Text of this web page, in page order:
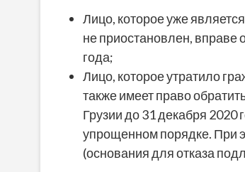
Лицо, которое уже
не приостановлен, вправе
года;
Лицо, которое утратило
также имеет право
Грузии до 31 декабря 2020
упрощенном порядке. При
(основания для отказа